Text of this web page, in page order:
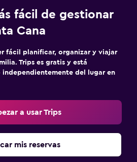
fácil de gestionar
Cana
fácil planificar, organizar y viajar
Trips es gratis y está
independientemente del lugar en
a usar Trips
mis reservas